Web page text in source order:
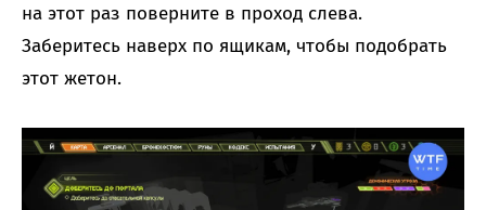
на этот раз поверните в проход слева.
Заберитесь наверх по ящикам, чтобы подобрать
этот жетон.